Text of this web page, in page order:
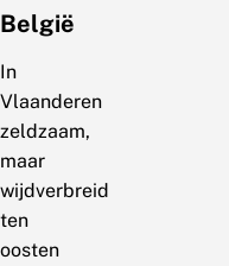
België
In
Vlaanderen
zeldzaam,
maar
wijdverbreid
ten
oosten